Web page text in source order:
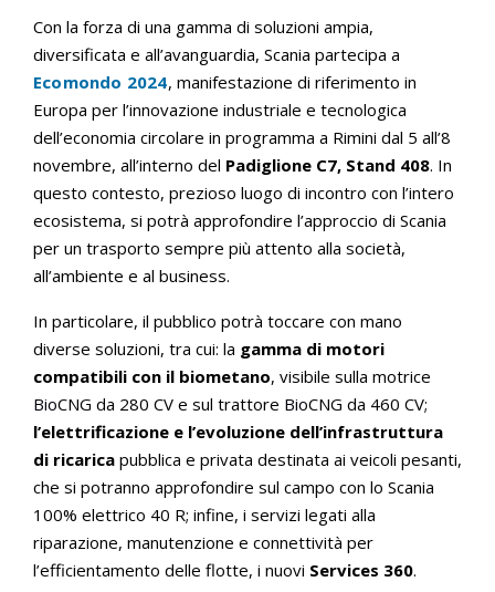
Con la forza di una gamma di soluzioni ampia,
diversificata e all’avanguardia, Scania partecipa a
Ecomondo 2024, manifestazione di riferimento in
Europa per l’innovazione industriale e tecnologica
dell’economia circolare in programma a Rimini dal 5 all’8
novembre, all’interno del Padiglione C7, Stand 408. In
questo contesto, prezioso luogo di incontro con l’intero
ecosistema, si potrà approfondire l’approccio di Scania
per un trasporto sempre più attento alla società,
all’ambiente e al business.
In particolare, il pubblico potrà toccare con mano
diverse soluzioni, tra cui: la gamma di motori
compatibili con il biometano, visibile sulla motrice
BioCNG da 280 CV e sul trattore BioCNG da 460 CV;
l’elettrificazione e l’evoluzione dell’infrastruttura
di ricarica pubblica e privata destinata ai veicoli pesanti,
che si potranno approfondire sul campo con lo Scania
100% elettrico 40 R; infine, i servizi legati alla
riparazione, manutenzione e connettività per
l’efficientamento delle flotte, i nuovi Services 360.